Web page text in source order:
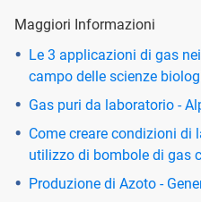
Maggiori Informazioni
Le 3 applicazioni di gas
campo delle scienze
Gas puri da laboratorio -
Come creare condizioni
utilizzo di bombole di gas
Produzione di Azoto -